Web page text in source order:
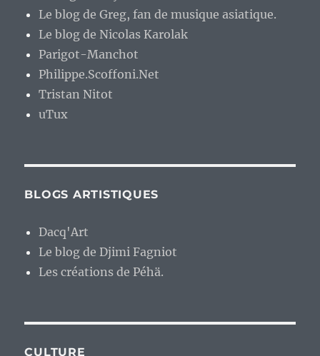
Le blog de Greg, fan de musique asiatique.
Le blog de Nicolas Karolak
Parigot-Manchot
Philippe.Scoffoni.Net
Tristan Nitot
uTux
BLOGS ARTISTIQUES
Dacq'Art
Le blog de Djimi Fagniot
Les créations de Péhä.
CULTURE